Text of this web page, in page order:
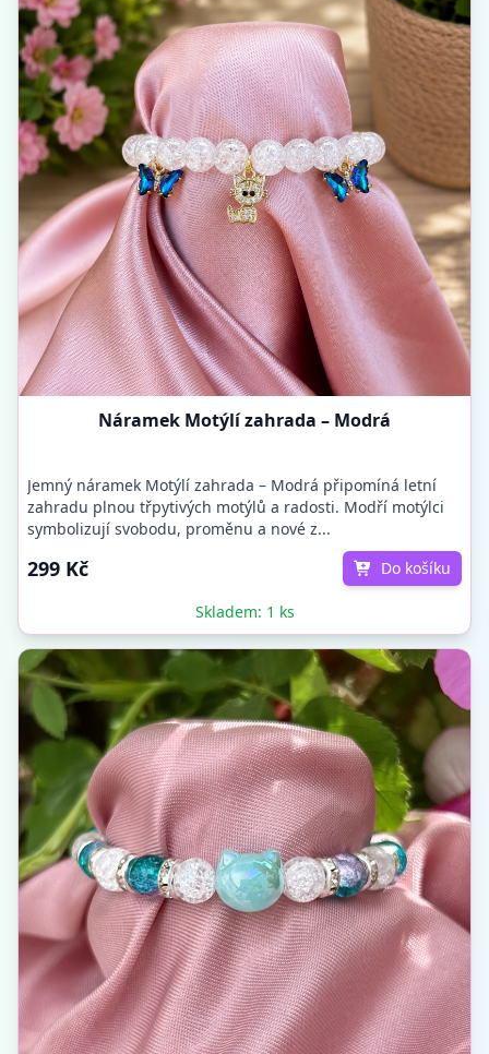
Náramek Motýlí zahrada – Modrá
Jemný náramek Motýlí zahrada – Modrá připomíná letní
zahradu plnou třpytivých motýlů a radosti. Modří motýlci
symbolizují svobodu, proměnu a nové z...
299 Kč Do košíku
Skladem: 1 ks